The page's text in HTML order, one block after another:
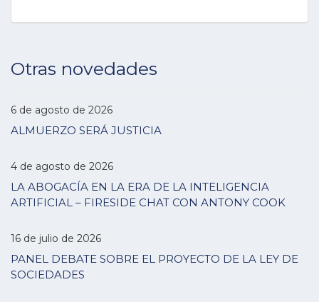
Otras novedades
6 de agosto de 2026
ALMUERZO SERÁ JUSTICIA
4 de agosto de 2026
LA ABOGACÍA EN LA ERA DE LA INTELIGENCIA
ARTIFICIAL – FIRESIDE CHAT CON ANTONY COOK
16 de julio de 2026
PANEL DEBATE SOBRE EL PROYECTO DE LA LEY DE
SOCIEDADES